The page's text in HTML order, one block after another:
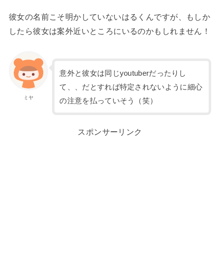
彼女の名前こそ明かしていないはるくんですが、もしか
したら彼女は案外近いところにいるのかもしれません！
ミヤ
意外と彼女は同じyoutuberだったりし
て、、だとすれば特定されないように細心
の注意を払っていそう（笑）
スポンサーリンク